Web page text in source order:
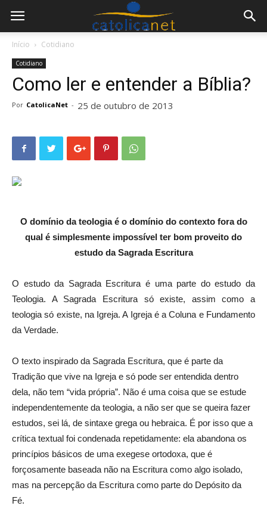
Início Cotidiano
Cotidiano
Como ler e entender a Bíblia?
Por CatolicaNet - 25 de outubro de 2013
O domínio da teologia é o domínio do contexto fora do
qual é simplesmente impossível ter bom proveito do
estudo da Sagrada Escritura
O estudo da Sagrada Escritura é uma parte do estudo da
Teologia. A Sagrada Escritura só existe, assim como a
teologia só existe, na Igreja. A Igreja é a Coluna e Fundamento
da Verdade.
O texto inspirado da Sagrada Escritura, que é parte da
Tradição que vive na Igreja e só pode ser entendida dentro
dela, não tem “vida própria”. Não é uma coisa que se estude
independentemente da teologia, a não ser que se queira fazer
estudos, sei lá, de sintaxe grega ou hebraica. É por isso que a
crítica textual foi condenada repetidamente: ela abandona os
princípios básicos de uma exegese ortodoxa, que é
forçosamente baseada não na Escritura como algo isolado,
mas na percepção da Escritura como parte do Depósito da
Fé.